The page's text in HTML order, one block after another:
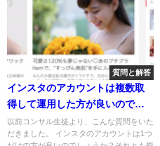
質問と解答
インスタのアカウントは複数取
得して運用した方が良いのでし
ょうか？
以前コンサル生徒より、こんな質問をいた
だきました。 インスタのアカウントは1つ